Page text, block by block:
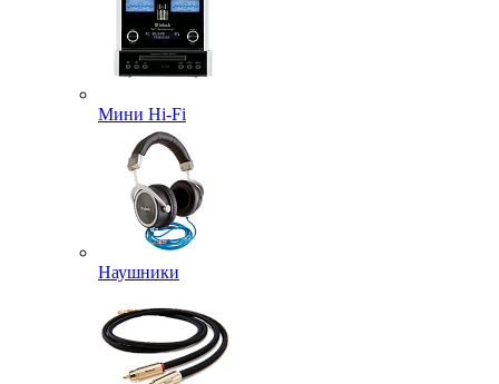
Мини Hi-Fi
Наушники